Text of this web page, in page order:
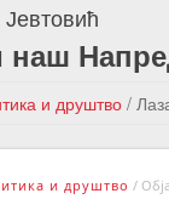
наш
и друштво /
и друштво /